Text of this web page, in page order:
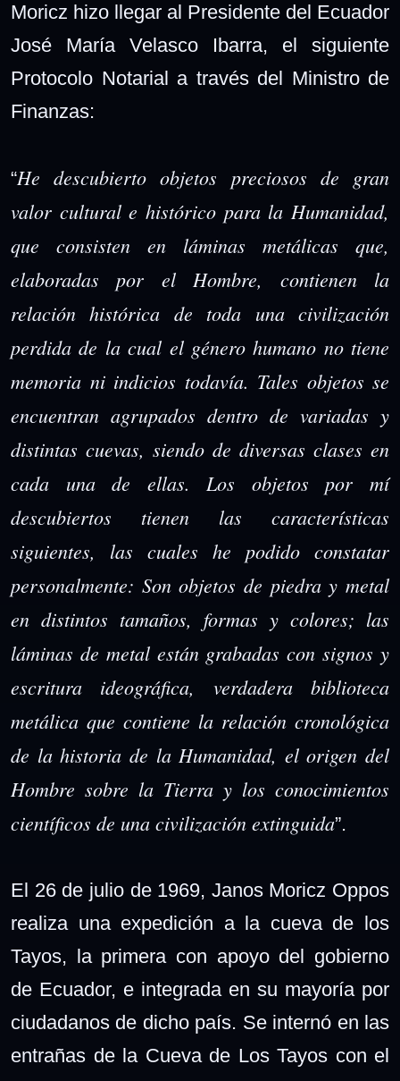
Moricz hizo llegar al Presidente del Ecuador
José María Velasco Ibarra, el siguiente
Protocolo Notarial a través del Ministro de
Finanzas:
“He descubierto objetos preciosos de gran
valor cultural e histórico para la Humanidad,
que consisten en láminas metálicas que,
elaboradas por el Hombre, contienen la
relación histórica de toda una civilización
perdida de la cual el género humano no tiene
memoria ni indicios todavía. Tales objetos se
encuentran agrupados dentro de variadas y
distintas cuevas, siendo de diversas clases en
cada una de ellas. Los objetos por mí
descubiertos tienen las características
siguientes, las cuales he podido constatar
personalmente: Son objetos de piedra y metal
en distintos tamaños, formas y colores; las
láminas de metal están grabadas con signos y
escritura ideográfica, verdadera biblioteca
metálica que contiene la relación cronológica
de la historia de la Humanidad, el origen del
Hombre sobre la Tierra y los conocimientos
científicos de una civilización extinguida”.
El 26 de julio de 1969, Janos Moricz Oppos
realiza una expedición a la cueva de los
Tayos, la primera con apoyo del gobierno
de Ecuador, e integrada en su mayoría por
ciudadanos de dicho país. Se internó en las
entrañas de la Cueva de Los Tayos con el